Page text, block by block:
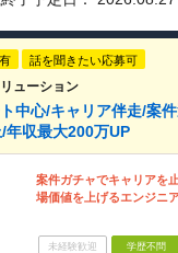
話を聞きたい応募可
ューション
中心/キャリア伴走/案
年収最大200万UP
案件ガチャでキャリアを
場価値を上げるエンジニ
未経験歓迎 学歴不問